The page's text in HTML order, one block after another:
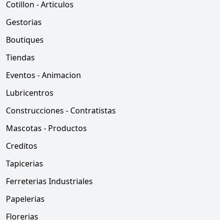
Cotillon - Articulos
Gestorias
Boutiques
Tiendas
Eventos - Animacion
Lubricentros
Construcciones - Contratistas
Mascotas - Productos
Creditos
Tapicerias
Ferreterias Industriales
Papelerias
Florerias